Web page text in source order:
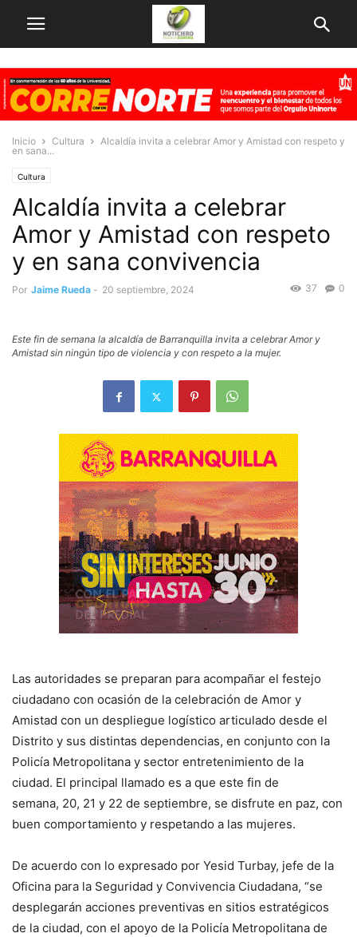
Inicio Cultura
Alcaldía invita a celebrar Amor y Amistad con respeto y
en sana...
Cultura
Alcaldía invita a celebrar
Amor y Amistad con respeto
y en sana convivencia
Por Jaime Rueda - 20 septiembre, 2024 0
37
Este fin de semana la alcaldía de Barranquilla invita a celebrar Amor y
Amistad sin ningún tipo de violencia y con respeto a la mujer.
Las autoridades se preparan para acompañar el festejo
ciudadano con ocasión de la celebración de Amor y
Amistad con un despliegue logístico articulado desde el
Distrito y sus distintas dependencias, en conjunto con la
Policía Metropolitana y sector entretenimiento de la
ciudad. El principal llamado es a que este fin de
semana, 20, 21 y 22 de septiembre, se disfrute en paz, con
buen comportamiento y respetando a las mujeres.
De acuerdo con lo expresado por Yesid Turbay, jefe de la
Oficina para la Seguridad y Convivencia Ciudadana, “se
desplegarán acciones preventivas en sitios estratégicos
de la ciudad, con el apoyo de la Policía Metropolitana de